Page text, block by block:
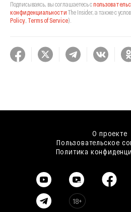
Подписываясь, вы соглашаетесь с
конфиденциальности The Insider, а также с
Policy, Terms of Service).
О проекте
Пользовательское
Политика
18+